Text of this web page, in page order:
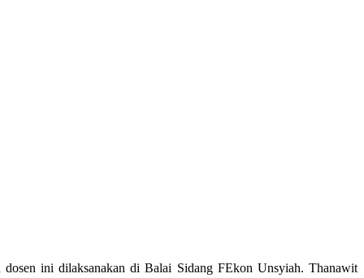
ini dilaksanakan di Balai Sidang FEkon Unsyiah. Thanawit